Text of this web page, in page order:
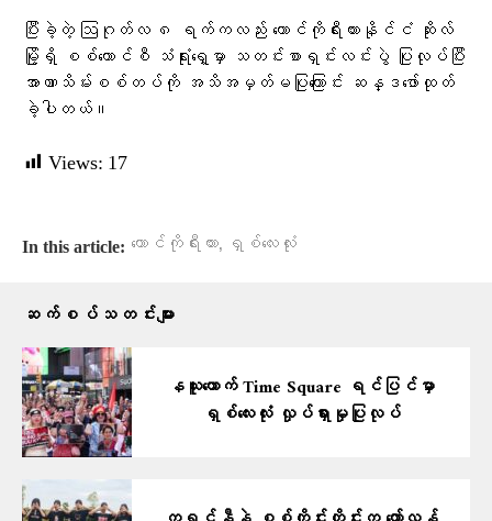
ပြီးခဲ့တဲ့ ဩဂုတ်လ ၈ ရက်ကလည်း တောင်ကိုရီးယားနိုင်ငံ ဆိုးလ်
မြို့ရှိ စစ်ကောင်စီ သံရုံးရှေ့မှာ သတင်းစာရှင်းလင်းပွဲ ပြုလုပ်ပြီး
အာဏာသိမ်းစစ်တပ်ကို အသိအမှတ်မပြုကြောင်း ဆန္ဒဖော်ထုတ်
ခဲ့ပါတယ်။
Views: 17
In this article: တောင်ကိုရီးယား, ရှစ်လေးလုံး
ဆက်စပ်သတင်းများ
နယူးယောက် Time Square ရင်ပြင်မှာ
ရှစ်လေးလုံး လှုပ်ရှားမှုပြုလုပ်